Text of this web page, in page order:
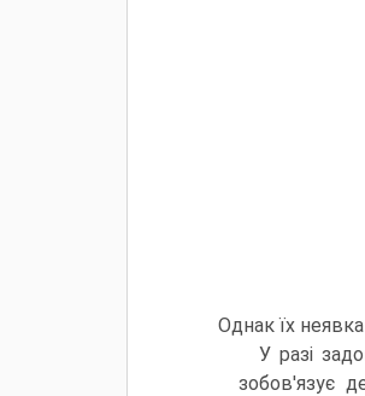
Однак їх
У разі
зобов'язує